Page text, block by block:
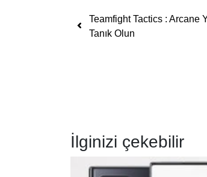
Yazı dolaşımı
Teamfight Tactics : Arcane
Tanık Olun
İlginizi çekebilir